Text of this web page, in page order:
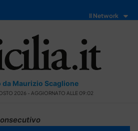
Il Network
da Maurizio Scaglione
2026 - AGGIORNATO ALLE 09:02